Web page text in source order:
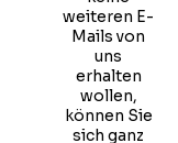
weiteren E-
Mails von
uns
erhalten
wollen,
können Sie
sich ganz